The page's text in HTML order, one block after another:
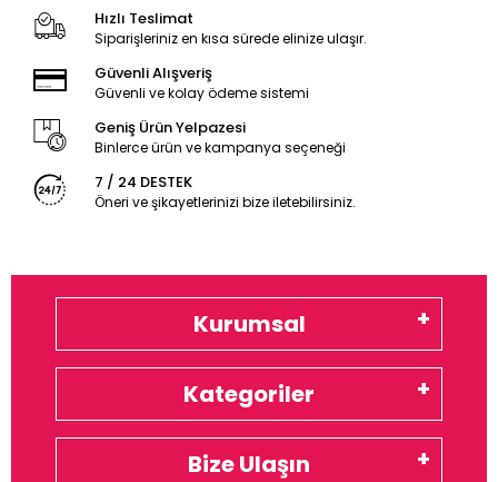
Hızlı Teslimat
Siparişleriniz en kısa sürede elinize ulaşır.
Güvenli Alışveriş
Güvenli ve kolay ödeme sistemi
Geniş Ürün Yelpazesi
Binlerce ürün ve kampanya seçeneği
7 / 24 DESTEK
Öneri ve şikayetlerinizi bize iletebilirsiniz.
Kurumsal
Kategoriler
Bize Ulaşın